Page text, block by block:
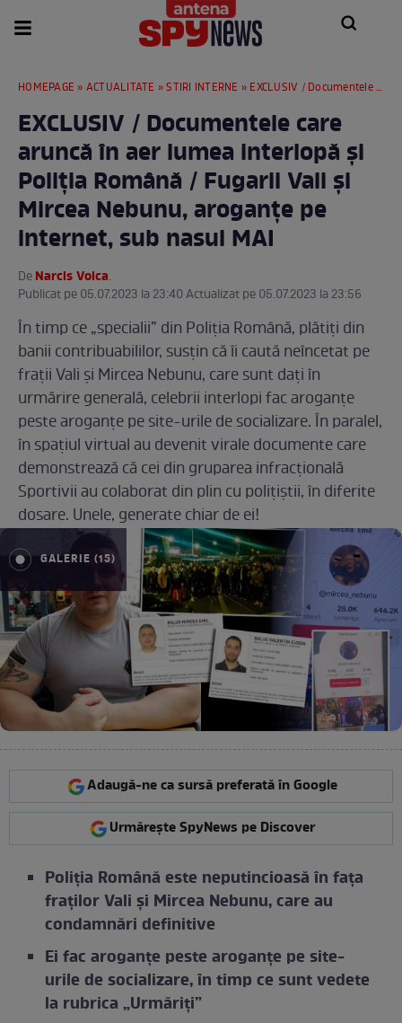
HOMEPAGE » ACTUALITATE »STIRI INTERNE » EXCLUSIV / Documentele care aruncă în aer lumea interlopă și Poliția Română / Fugarii Vali și Mircea Nebunu, aroganțe pe internet, sub nasul MAI
EXCLUSIV / Documentele care
aruncă în aer lumea interlopă și
Poliția Română / Fugarii Vali și
Mircea Nebunu, aroganțe pe
internet, sub nasul MAI
DeNarcis Voica.
Publicat pe 05.07.2023 la 23:40 Actualizat pe 05.07.2023 la 23:56
În timp ce „specialii” din Poliția Română, plătiți din
banii contribuabililor, susțin că îi caută neîncetat pe
frații Vali și Mircea Nebunu, care sunt dați în
urmărire generală, celebrii interlopi fac aroganțe
peste aroganțe pe site-urile de socializare. În paralel,
în spațiul virtual au devenit virale documente care
demonstrează că cei din gruparea infracțională
Sportivii au colaborat din plin cu polițiștii, în diferite
dosare. Unele, generate chiar de ei!
GALERIE (15)
Adaugă-ne ca sursă preferată în Google
Urmărește SpyNews pe Discover
Poliția Română este neputincioasă în fața
fraților Vali și Mircea Nebunu, care au
condamnări definitive
Ei fac aroganțe peste aroganțe pe site-
urile de socializare, în timp ce sunt vedete
la rubrica „Urmăriți”